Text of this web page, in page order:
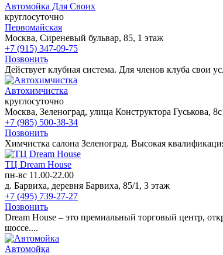
Автомойка Для Своих
круглосуточно
Первомайская
Москва, Сиреневый бульвар, 85, 1 этаж
+7 (915) 347-09-75
Позвонить
Действует клубная система. Для членов клуба свои
Автохимчистка
круглосуточно
Москва, Зеленоград, улица Конструктора Гуськова,
+7 (985) 500-38-34
Позвонить
Химчистка салона Зеленоград. Высокая
ТЦ Dream House
пн-вс 11.00-22.00
д. Барвиха, деревня Барвиха, 85/1, 3 этаж
+7 (495) 739-27-27
Позвонить
Dream House – это премиальный торговый центр,
шоссе....
Автомойка